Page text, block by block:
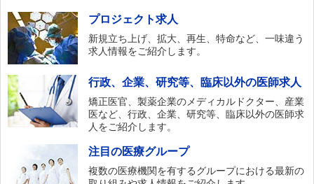
プロジェクト求人
新規立ち上げ、拡大、再生、特命など、一味違う
求人情報をご紹介します。
行政、企業、研究等、臨床以外の医師求人
矯正医官、製薬企業のメディカルドクター、産業
医など、行政、企業、研究等、臨床以外の医師求
人をご紹介します。
注目の医療グループ
複数の医療機関を有するグループにおける最新の